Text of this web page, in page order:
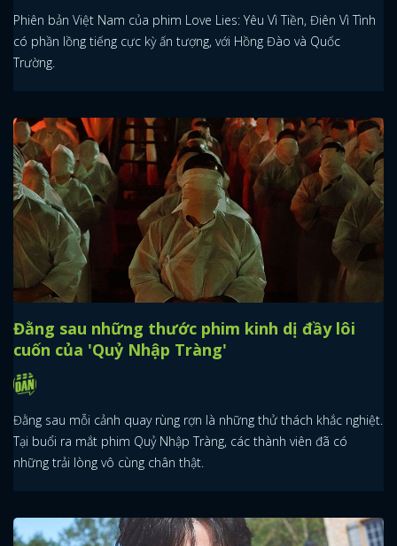
Phiên bản Việt Nam của phim Love Lies: Yêu Vì Tiền, Điên Vì Tình
có phần lồng tiếng cực kỳ ấn tượng, với Hồng Đào và Quốc
Trường.
Đằng sau những thước phim kinh dị đầy lôi
cuốn của 'Quỷ Nhập Tràng'
Đằng sau mỗi cảnh quay rùng rợn là những thử thách khắc nghiệt.
Tại buổi ra mắt phim Quỷ Nhập Tràng, các thành viên đã có
những trải lòng vô cùng chân thật.